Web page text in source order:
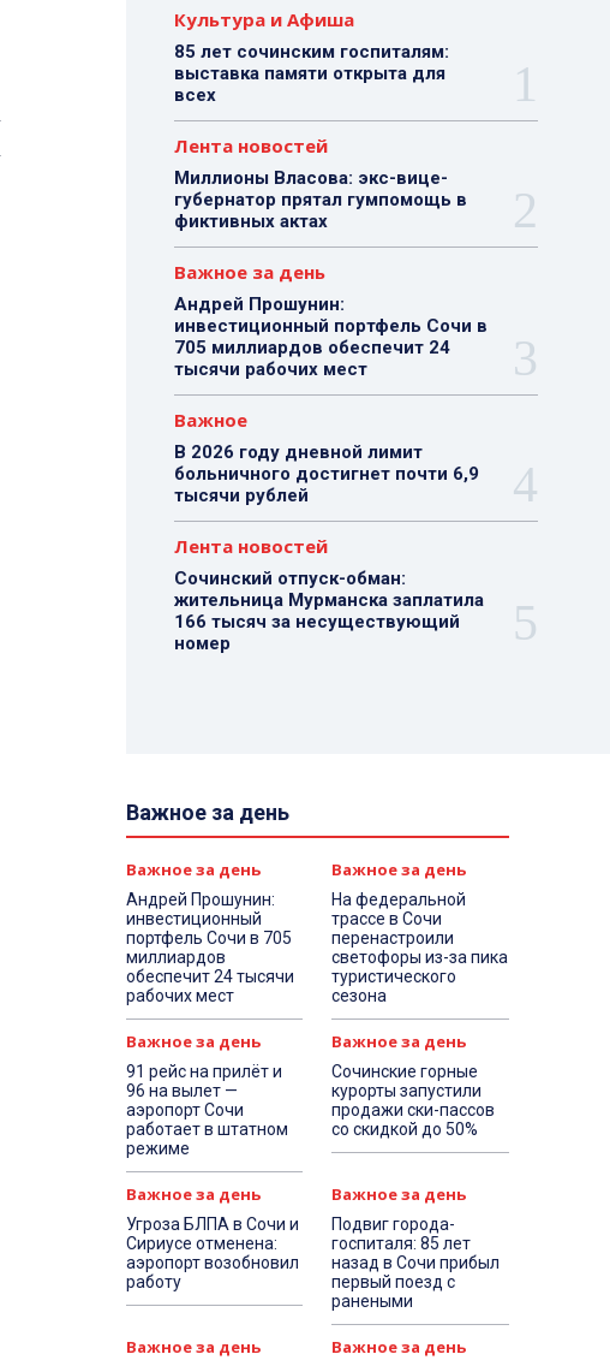
Культура и Афиша
85 лет сочинским госпиталям:
выставка памяти открыта для
всех
Лента новостей
Миллионы Власова: экс-вице-
губернатор прятал гумпомощь в
фиктивных актах
Важное за день
Андрей Прошунин:
инвестиционный портфель Сочи в
705 миллиардов обеспечит 24
тысячи рабочих мест
Важное
В 2026 году дневной лимит
больничного достигнет почти 6,9
тысячи рублей
Лента новостей
Сочинский отпуск-обман:
жительница Мурманска заплатила
166 тысяч за несуществующий
номер
Важное за день
Важное за день
Андрей Прошунин:
инвестиционный
портфель Сочи в 705
миллиардов
обеспечит 24 тысячи
рабочих мест
Важное за день
На федеральной
трассе в Сочи
перенастроили
светофоры из-за пика
туристического
сезона
Важное за день
91 рейс на прилёт и
96 на вылет —
аэропорт Сочи
работает в штатном
режиме
Важное за день
Сочинские горные
курорты запустили
продажи ски-пассов
со скидкой до 50%
Важное за день
Угроза БЛПА в Сочи и
Сириусе отменена:
аэропорт возобновил
работу
Важное за день
Подвиг города-
госпиталя: 85 лет
назад в Сочи прибыл
первый поезд с
ранеными
Важное за день Важное за день